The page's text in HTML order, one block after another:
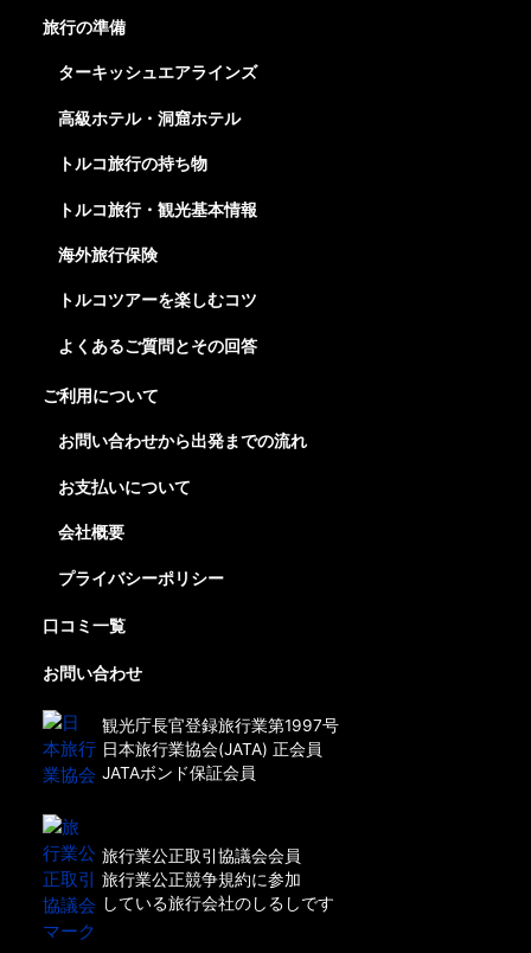
旅行の準備
ターキッシュエアラインズ
高級ホテル・洞窟ホテル
トルコ旅行の持ち物
トルコ旅行・観光基本情報
海外旅行保険
トルコツアーを楽しむコツ
よくあるご質問とその回答
ご利用について
お問い合わせから出発までの流れ
お支払いについて
会社概要
プライバシーポリシー
口コミ一覧
お問い合わせ
観光庁長官登録旅行業第1997号
日本旅行業協会(JATA) 正会員
JATAボンド保証会員
旅行業公正取引協議会会員
旅行業公正競争規約に参加
している旅行会社のしるしです